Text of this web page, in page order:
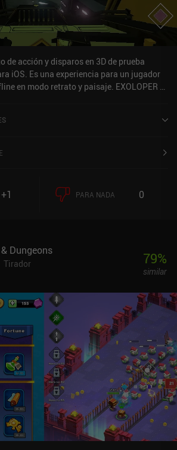
de acción y disparos en 3D de prueba
iOS. Es una experiencia para un jugador
en modo retrato y paisaje. EXOLOPER se
+1 PARA NADA 0
Dungeons
Tirador
79%
similar